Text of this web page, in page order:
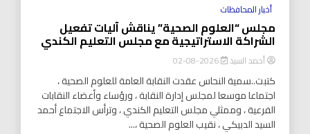
أخبار المحافظات
مجلس “العلوم الصحية” يناقش آليات تفعيل
الشراكة الاستراتيجية مع مجلس التعليم الكندي
أحمد السيد 2026-08-02
كتبت..سمية النحاس عقدت النقابة العامة للعلوم الصحية ،
اجتماعا موسعا لمجلس إدارة النقابة ، ورؤساء وأعضاء النقابات
الفرعية ، وممثلي مجلس التعليم الكندي ، وترأس الاجتماع أحمد
السيد الدبيكي ، نقيب العلوم الصحية ،...